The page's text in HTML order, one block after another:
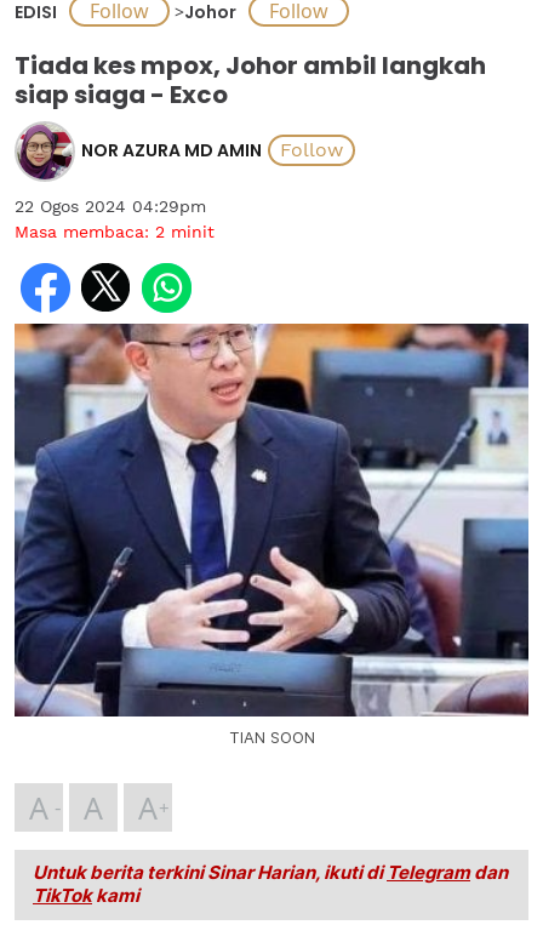
EDISI >Johor
Tiada kes mpox, Johor ambil langkah
siap siaga - Exco
NOR AZURA MD AMIN
22 Ogos 2024 04:29pm
Masa membaca: 2 minit
TIAN SOON
A A A
Untuk berita terkini Sinar Harian, ikuti di Telegramdan
TikTokkami